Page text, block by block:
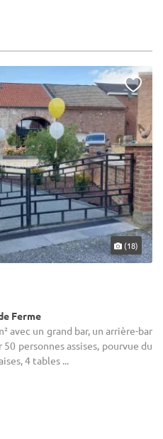
(18)
Ferme
avec un grand bar, un arrière-bar
personnes assises, pourvue du
4 tables ...